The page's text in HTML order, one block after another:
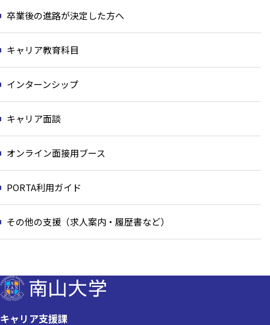
卒業後の進路が決定した方へ
キャリア教育科目
インターンシップ
キャリア面談
オンライン面接用ブース
PORTA利用ガイド
その他の支援（求人案内・履歴書など）
キャリア支援課